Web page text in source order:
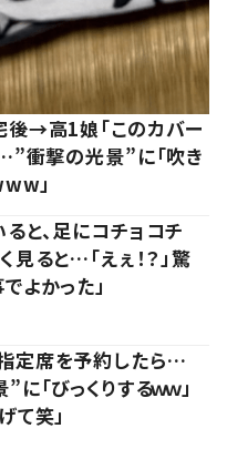
後→高1娘「このカバー
衝撃の光景”に「吹き
」
と、足にコチョコチ
見ると…「えぇ！？」驚
よかった」
定席を予約したら…
「びっくりするｗｗ」
て笑」